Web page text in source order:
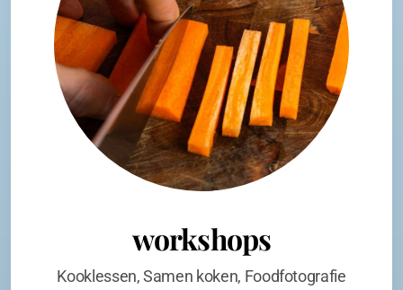
workshops
Kooklessen, Samen koken, Foodfotografie